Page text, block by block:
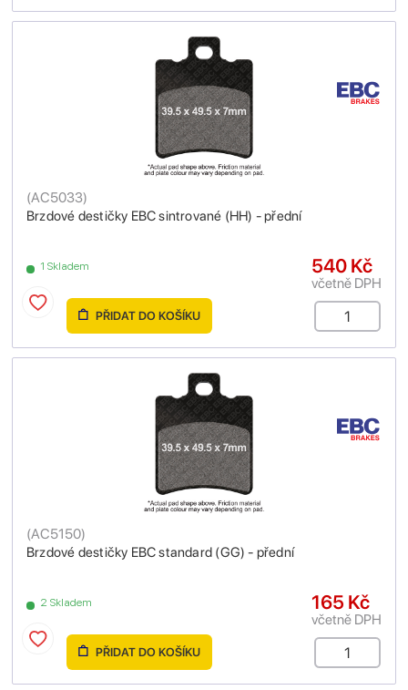
Brzdové destičky EBC sintrované (HH) - přední
(AC5033)
1 Skladem 540 Kč
včetně DPH
PŘIDAT DO KOŠÍKU
Brzdové destičky EBC standard (GG) - přední
(AC5150)
2 Skladem 165 Kč
včetně DPH
PŘIDAT DO KOŠÍKU